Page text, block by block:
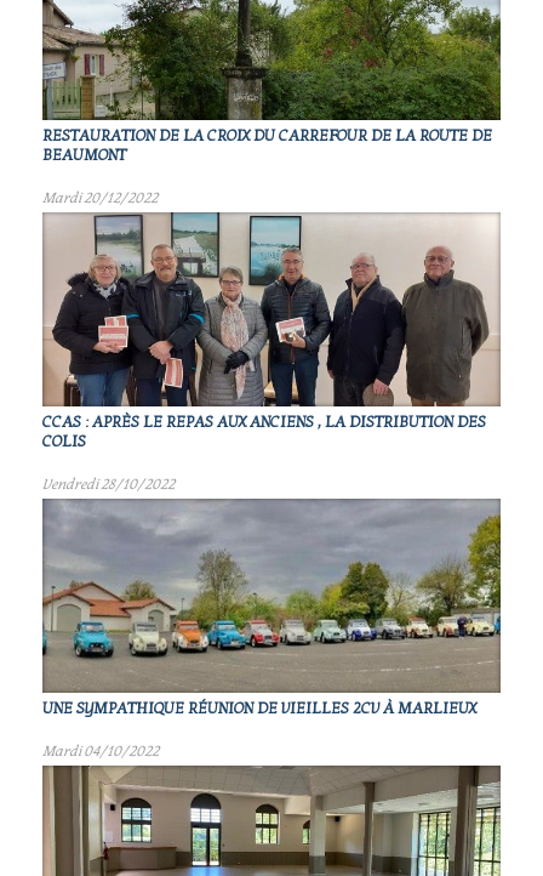
RESTAURATION DE LA CROIX DU CARREFOUR DE LA ROUTE DE
BEAUMONT
Mardi 20/12/2022
CCAS : APRÈS LE REPAS AUX ANCIENS , LA DISTRIBUTION DES
COLIS
Vendredi 28/10/2022
UNE SYMPATHIQUE RÉUNION DE VIEILLES 2CV À MARLIEUX
Mardi 04/10/2022